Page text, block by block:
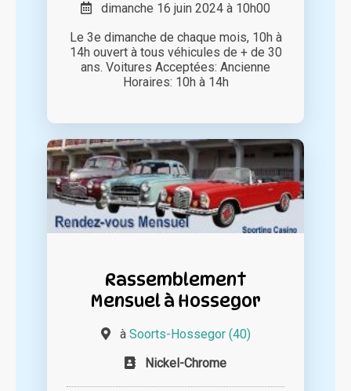
dimanche 16 juin 2024 à 10h00
Le 3e dimanche de chaque mois, 10h à
14h ouvert à tous véhicules de + de 30
ans. Voitures Acceptées: Ancienne
Horaires: 10h à 14h
Rassemblement
Mensuel à Hossegor
à Soorts-Hossegor (40)
Nickel-Chrome